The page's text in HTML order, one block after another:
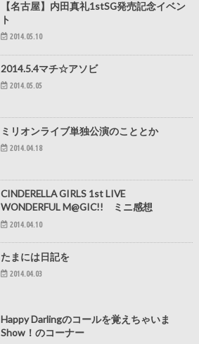
【名古屋】内田真礼1stSG発売記念イベン
ト
2014.05.10
2014.5.4マチ☆アソビ
2014.05.05
ミリオンライブ単独公演のこととか
2014.04.18
CINDERELLA GIRLS 1st LIVE
WONDERFUL M@GIC!! ミニ感想
2014.04.10
たまには日記を
2014.04.03
Happy Darlingのコールを覚えちゃいま
Show！のコーナー